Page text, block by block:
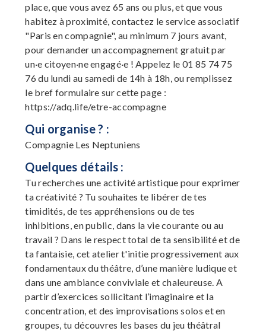
place, que vous avez 65 ans ou plus, et que vous
habitez à proximité, contactez le service associatif
"Paris en compagnie", au minimum 7 jours avant,
pour demander un accompagnement gratuit par
un·e citoyen·ne engagé·e ! Appelez le 01 85 74 75
76 du lundi au samedi de 14h à 18h, ou remplissez
le bref formulaire sur cette page :
https://adq.life/etre-accompagne
Qui organise ? :
Compagnie Les Neptuniens
Quelques détails :
Tu recherches une activité artistique pour exprimer
ta créativité ? Tu souhaites te libérer de tes
timidités, de tes appréhensions ou de tes
inhibitions, en public, dans la vie courante ou au
travail ? Dans le respect total de ta sensibilité et de
ta fantaisie, cet atelier t'initie progressivement aux
fondamentaux du théâtre, d’une manière ludique et
dans une ambiance conviviale et chaleureuse. A
partir d’exercices sollicitant l’imaginaire et la
concentration, et des improvisations solos et en
groupes, tu découvres les bases du jeu théâtral